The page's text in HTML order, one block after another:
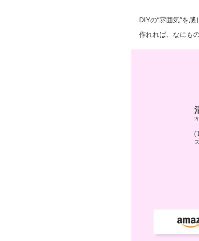
DIYの“雰囲気”を
作れれば、なにも